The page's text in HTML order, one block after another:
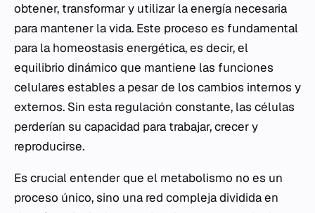
obtener, transformar y utilizar la energía necesaria
para mantener la vida. Este proceso es fundamental
para la homeostasis energética, es decir, el
equilibrio dinámico que mantiene las funciones
celulares estables a pesar de los cambios internos y
externos. Sin esta regulación constante, las células
perderían su capacidad para trabajar, crecer y
reproducirse.
Es crucial entender que el metabolismo no es un
proceso único, sino una red compleja dividida en